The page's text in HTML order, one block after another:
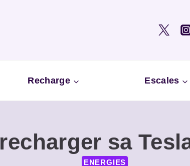
Recharge Escales
sa
ENERGIES